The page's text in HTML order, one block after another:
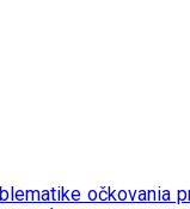
očkovania